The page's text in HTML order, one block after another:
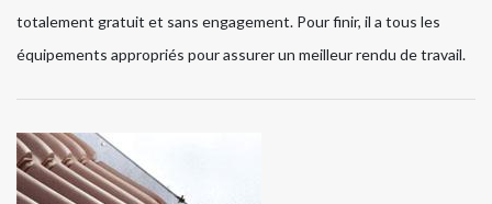
totalement gratuit et sans engagement. Pour finir, il a tous les
équipements appropriés pour assurer un meilleur rendu de travail.